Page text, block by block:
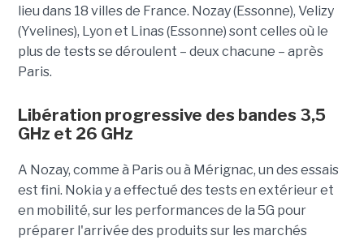
lieu dans 18 villes de France. Nozay (Essonne), Velizy
(Yvelines), Lyon et Linas (Essonne) sont celles où le
plus de tests se déroulent – deux chacune – après
Paris.
Libération progressive des bandes 3,5
GHz et 26 GHz
A Nozay, comme à Paris ou à Mérignac, un des essais
est fini. Nokia y a effectué des tests en extérieur et
en mobilité, sur les performances de la 5G pour
préparer l'arrivée des produits sur les marchés